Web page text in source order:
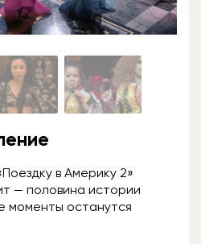
в Америку 2»
— половина истории
моменты останутся